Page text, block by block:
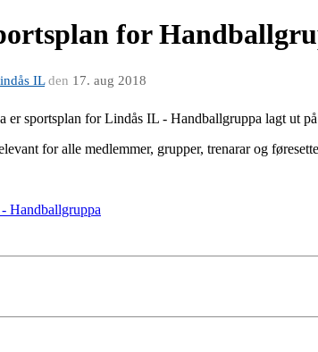
for
ILden 17. aug 2018
er sportsplan for Lindås IL - Handballgruppa lagt ut
for alle medlemmer, grupper, trenarar og
Handballgruppa